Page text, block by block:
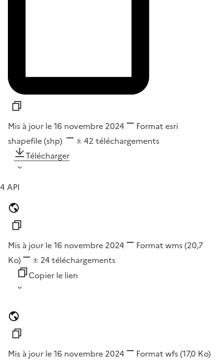
Mis à jour le 16 novembre 2024 Format esri
shapefile (shp)
42 téléchargements
Télécharger
4 API
Mis à jour le 16 novembre 2024 Format wms(20,7
Ko)
24 téléchargements
Copier le lien
Mis à jour le 16 novembre 2024 Format wfs(17,0 Ko)